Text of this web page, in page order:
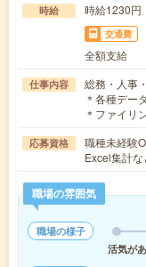
時給 時給1230
交通費
全額支給
仕事内容
総務・人事
＊各種デー
＊ファイリ
応募資格
職種未経験
Excel集計な
職場の雰囲気
職場の様子
活気が